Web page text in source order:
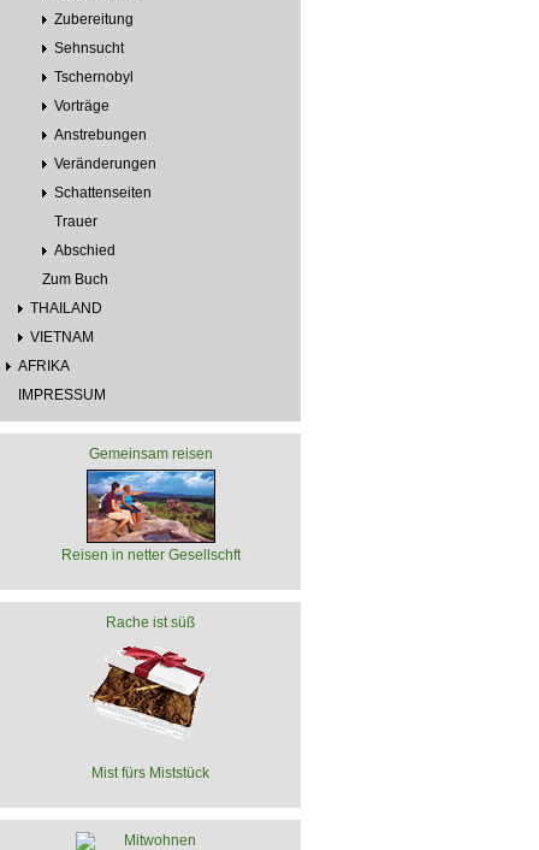
Zubereitung
Sehnsucht
Tschernobyl
Vorträge
Anstrebungen
Veränderungen
Schattenseiten
Trauer
Abschied
Zum Buch
THAILAND
VIETNAM
AFRIKA
IMPRESSUM
Gemeinsam reisen
Reisen in netter Gesellschft
Rache ist süß
Mist fürs Miststück